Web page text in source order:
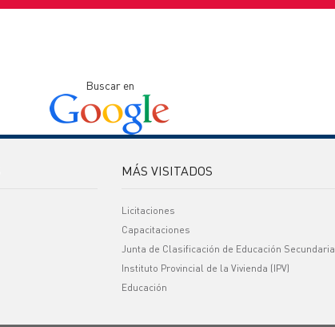
Buscar en
MÁS VISITADOS
Licitaciones
Capacitaciones
Junta de Clasificación de Educación Secundaria
Instituto Provincial de la Vivienda (IPV)
Educación